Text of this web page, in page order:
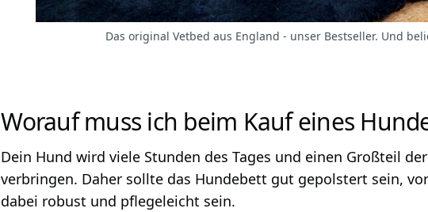
Das original Vetbed aus England - unser Bestseller. Und
Worauf muss ich beim Kauf eines
Dein Hund wird viele Stunden des Tages und einen Großteil
verbringen. Daher sollte das Hundebett gut gepolstert sein,
dabei robust und pflegeleicht sein.